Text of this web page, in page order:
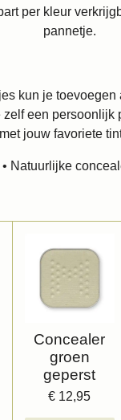
per kleur
pannetje.
kun je toevoegen
zelf een persoonlijk
met jouw favoriete
Natuurlijke
Concealer
groen
geperst
€ 12,95